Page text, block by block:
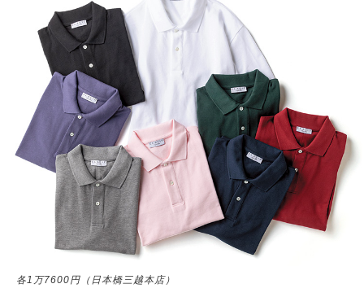
各1万7600円（日本橋三越本店）